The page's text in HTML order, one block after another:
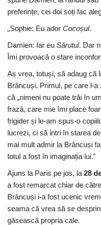
preferințe, cei doi soți fac
„Sophie: Eu ador Cocoșul.
Damien: Iar eu Sărutul. Dar
Îmi provoacă o stare
Aș vrea, totuși, să adaug că
Brâncuși. Primul, pe care l-
că „nimeni nu poate trăi în
frază, care mie îmi place
frigider și le-am spus-o
lucrezi, ci să intri în starea
mai mult admir la Brâncuși
totul a fost în imaginația lui.”
Ajuns la Paris pe jos, la 28
a fost remarcat chiar de
Brâncuși i-a fost ucenic
seama că vrea să se
găsească propria cale.